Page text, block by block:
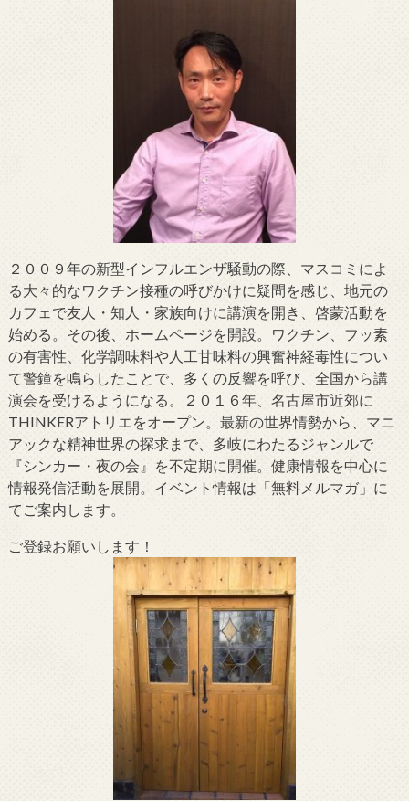
２００９年の新型インフルエンザ騒動の際、マスコミによ
る大々的なワクチン接種の呼びかけに疑問を感じ、地元の
カフェで友人・知人・家族向けに講演を開き、啓蒙活動を
始める。その後、ホームページを開設。ワクチン、フッ素
の有害性、化学調味料や人工甘味料の興奮神経毒性につい
て警鐘を鳴らしたことで、多くの反響を呼び、全国から講
演会を受けるようになる。２０１６年、名古屋市近郊に
THINKERアトリエをオープン。最新の世界情勢から、マニ
アックな精神世界の探求まで、多岐にわたるジャンルで
『シンカー・夜の会』を不定期に開催。健康情報を中心に
情報発信活動を展開。イベント情報は「無料メルマガ」に
てご案内します。
ご登録お願いします！